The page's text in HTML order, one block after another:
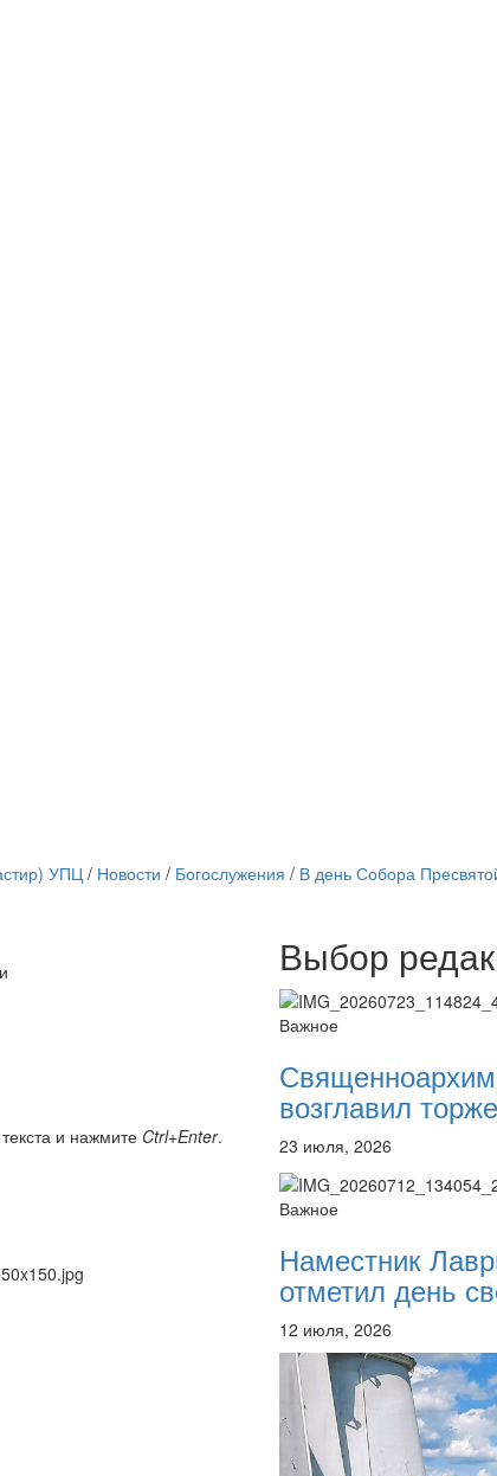
Онлайн трансляции
12 сентября 2015
12 сентября 2015Название
12 сентября 2015
12 сентября 2015Название
12 сентября 2015Название
Название
12 сентября 2015Название
Перейти к архиву
УПЦ/ Новости / Богослужения / В день Собора
и нажмите Ctrl+Enter.
Выбор
Важное
возглавил
23 июля, 2026
Важное
Наместник
отметил день
12 июля, 2026